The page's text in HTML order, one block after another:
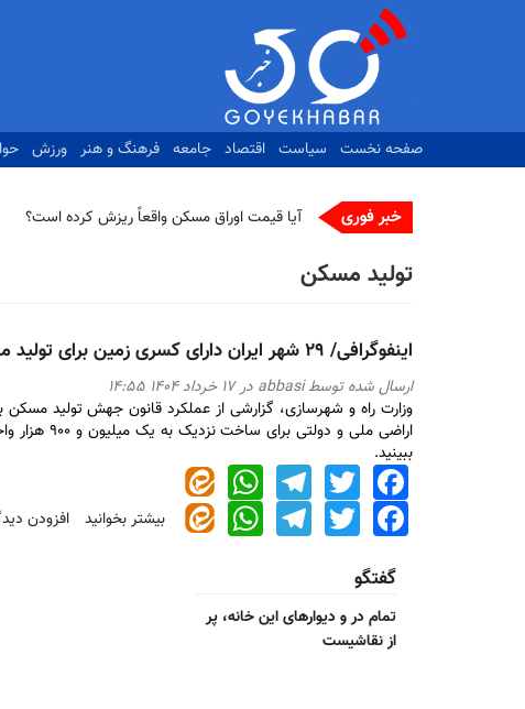
صفحه نخست سیاست اقتصاد جامعه فرهنگ و هنر ورزش
خبر فوری آیا قیمت اوراق مسکن واقعاً ریزش کرده است؟
تولید مسکن
اینفوگرافی/ ۲۹ شهر ایران دارای کسری زمین برای تولید مسکن
ارسال شده توسطabbasi در ۱۷ خرداد ۱۴۰۴ ۱۴:۵۵
اراضی
ببینید.
Facebook
Twitter
Telegram
WhatsApp
Facebook
Twitter
Telegram
WhatsApp
بیشتر بخوانید درباره
افزودن
گفتگو
تمام در و دیوارهای این خانه، پر
از نقاشیست